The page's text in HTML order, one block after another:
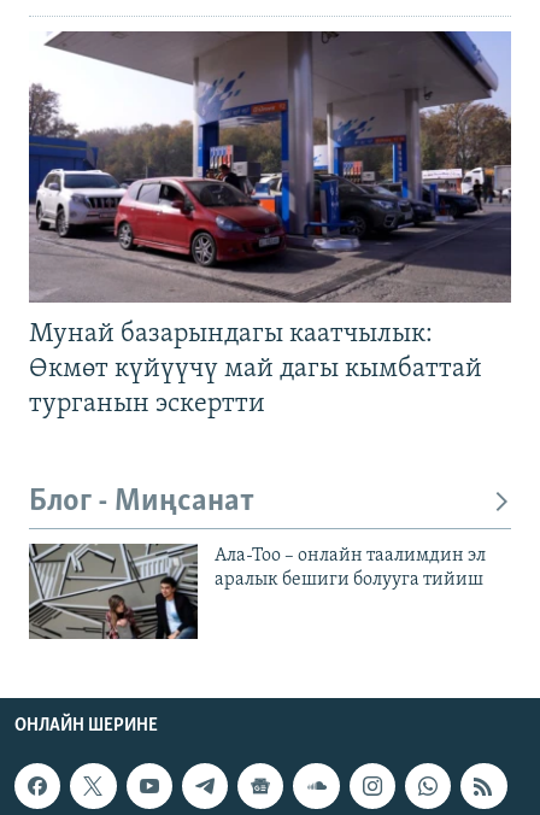
Мунай базарындагы каатчылык:
Өкмөт күйүүчү май дагы кымбаттай
турганын эскертти
Блог - Миңсанат
Ала-Тоо – онлайн таалимдин эл
аралык бешиги болууга тийиш
ОНЛАЙН ШЕРИНЕ